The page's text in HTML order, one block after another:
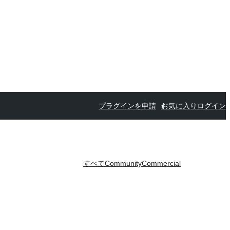
プラグインを申請 お気に入り ログイン
すべてCommunityCommercial